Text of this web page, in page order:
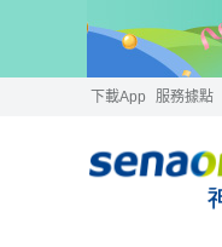
下載App 服務據點